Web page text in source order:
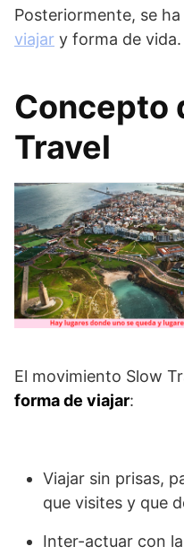
Posteriormente, se
viajar y forma de vida.
Concepto
Travel
El movimiento Slow
forma de viajar:
Viajar sin prisas,
que visites y que
Inter-actuar con